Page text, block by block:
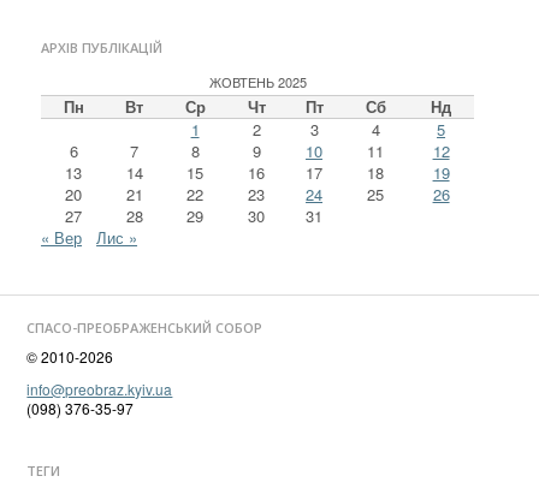
АРХІВ ПУБЛІКАЦІЙ
ЖОВТЕНЬ 2025
Пн Вт Ср Чт Пт Сб
Нд
1
2 3 4
5
6
7 8 9 10 11
12
13
14 15 16 17 18
19
20
21 22 23 24 25
26
27
28 29 30
31
« Вер
Лис »
СПАСО-ПРЕОБРАЖЕНСЬКИЙ СОБОР
© 2010-2026
info@preobraz.kyiv.ua
(098) 376-35-97
ТЕГИ